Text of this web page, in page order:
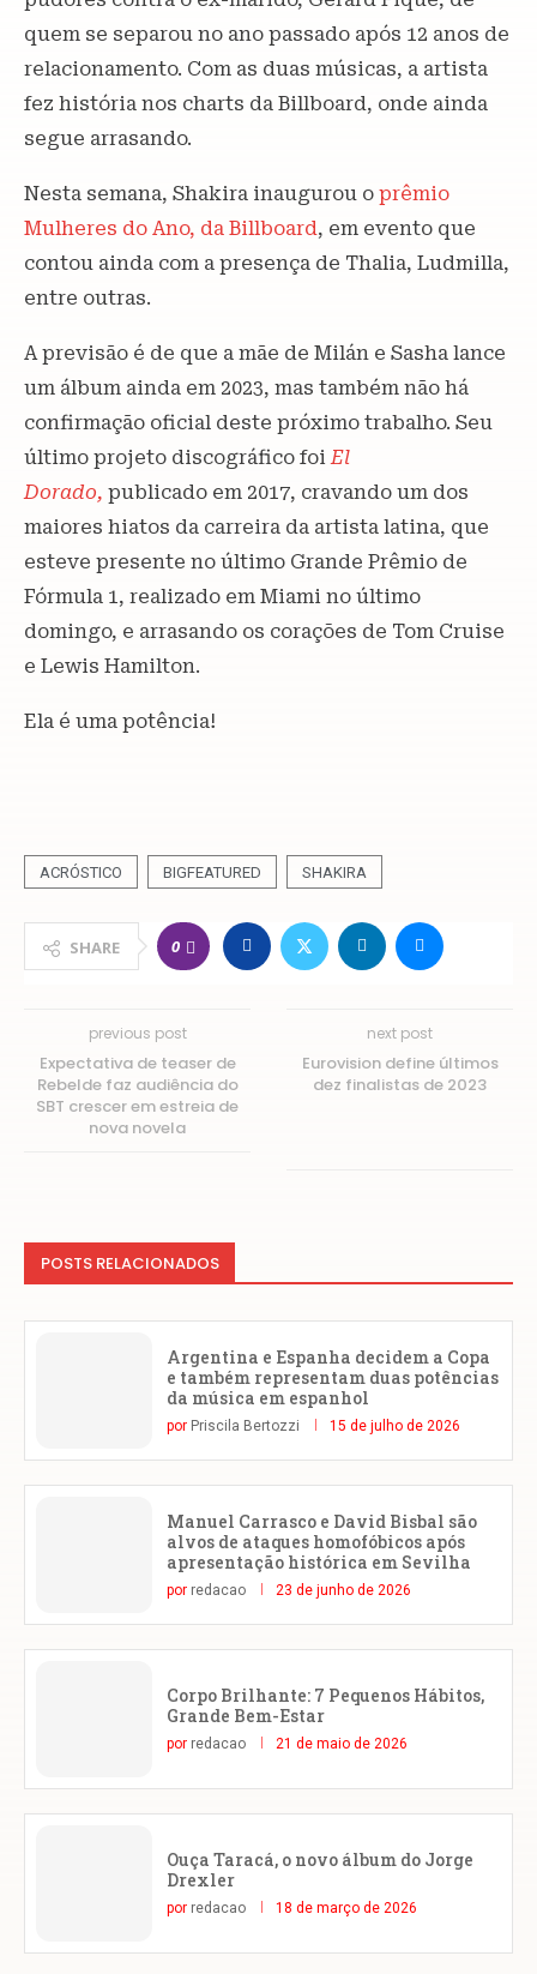
quem se separou no ano passado após 12 anos de
relacionamento. Com as duas músicas, a artista
fez história nos charts da Billboard, onde ainda
segue arrasando.
Nesta semana, Shakira inaugurou o prêmio
Mulheres do Ano, da Billboard, em evento que
contou ainda com a presença de Thalia, Ludmilla,
entre outras.
A previsão é de que a mãe de Milán e Sasha lance
um álbum ainda em 2023, mas também não há
confirmação oficial deste próximo trabalho. Seu
último projeto discográfico foiEl
Dorado, publicado em 2017, cravando um dos
maiores hiatos da carreira da artista latina, que
esteve presente no último Grande Prêmio de
Fórmula 1, realizado em Miami no último
domingo, e arrasando os corações de Tom Cruise
e Lewis Hamilton.
Ela é uma potência!
ACRÓSTICO BIGFEATURED SHAKIRA
SHARE 0
previous post
Expectativa de teaser de
Rebelde faz audiência do
SBT crescer em estreia de
nova novela
next post
Eurovision define últimos
dez finalistas de 2023
POSTS RELACIONADOS
Argentina e Espanha decidem a Copa
e também representam duas potências
da música em espanhol
por Priscila Bertozzi 15 de julho de 2026
Manuel Carrasco e David Bisbal são
alvos de ataques homofóbicos após
apresentação histórica em Sevilha
por redacao 23 de junho de 2026
Corpo Brilhante: 7 Pequenos Hábitos,
Grande Bem-Estar
por redacao 21 de maio de 2026
Ouça Taracá, o novo álbum do Jorge
Drexler
por redacao 18 de março de 2026